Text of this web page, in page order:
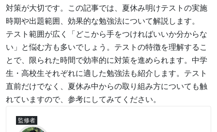
対策が大切です。この記事では、夏休み明けテストの実施
時期や出題範囲、効果的な勉強法について解説します。
テスト範囲が広く「どこから手をつければいいか分からな
い」と悩む方も多いでしょう。テストの特徴を理解するこ
とで、限られた時間で効率的に対策を進められます。中学
生・高校生それぞれに適した勉強法も紹介します。テスト
直前だけでなく、夏休み中からの取り組み方についても触
れていますので、参考にしてみてください。
監修者